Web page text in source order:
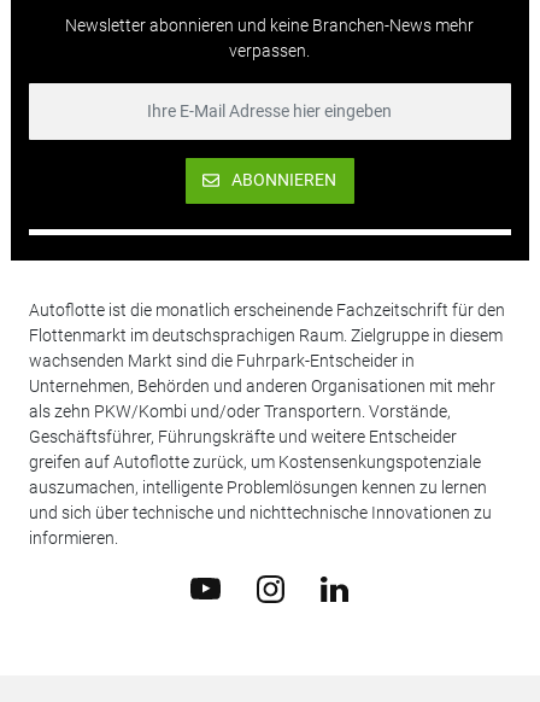
Newsletter abonnieren und keine Branchen-News mehr
verpassen.
ABONNIEREN
Autoflotte ist die monatlich erscheinende Fachzeitschrift für den
Flottenmarkt im deutschsprachigen Raum. Zielgruppe in diesem
wachsenden Markt sind die Fuhrpark-Entscheider in
Unternehmen, Behörden und anderen Organisationen mit mehr
als zehn PKW/Kombi und/oder Transportern. Vorstände,
Geschäftsführer, Führungskräfte und weitere Entscheider
greifen auf Autoflotte zurück, um Kostensenkungspotenziale
auszumachen, intelligente Problemlösungen kennen zu lernen
und sich über technische und nichttechnische Innovationen zu
informieren.